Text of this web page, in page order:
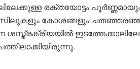
രക്തയോട്ടം
കോശങ്ങളും ചതഞ്ഞരഞ്ഞ
ശസ്ത്രക്രിയയിൽ